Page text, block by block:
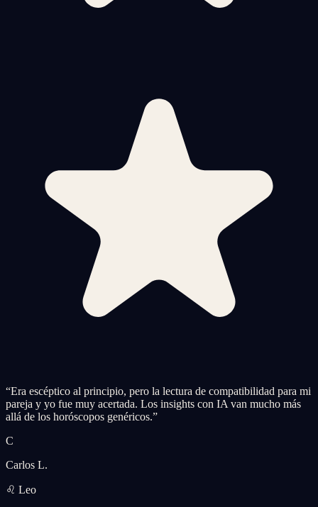
“Era escéptico al principio, pero la lectura de compatibilidad para mi
pareja y yo fue muy acertada. Los insights con IA van mucho más
allá de los horóscopos genéricos.”
C
Carlos L.
♌ Leo